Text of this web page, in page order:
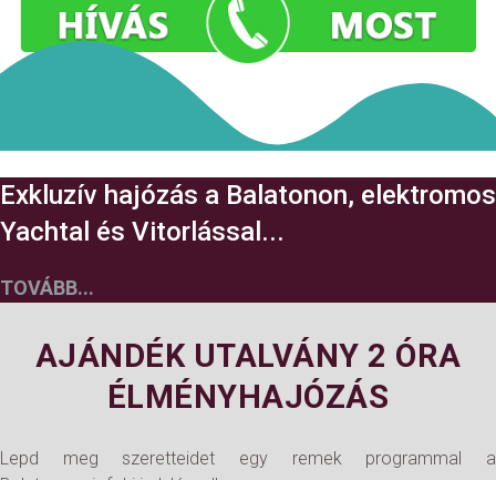
Exkluzív hajózás a Balatonon, elektromos
Yachtal és Vitorlással...
TOVÁBB...
AJÁNDÉK UTALVÁNY 2 ÓRA
ÉLMÉNYHAJÓZÁS
Lepd meg szeretteidet egy remek programmal a